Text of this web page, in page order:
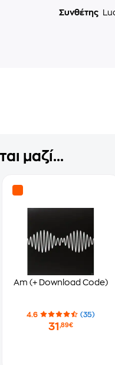
Συνθέτης
μαζί...
Am (+ Download Code)
4.6 (35)
31 ,89€